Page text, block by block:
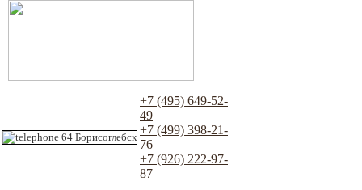
+7 (495) 649-52-
49
+7 (499) 398-21-
76
+7 (926) 222-97-
87